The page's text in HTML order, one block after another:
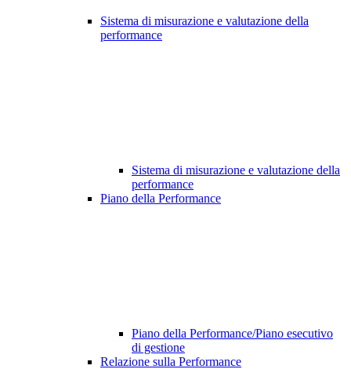
Sistema di misurazione e valutazione della
performance
Sistema di misurazione e valutazione della
performance
Piano della Performance
Piano della Performance/Piano esecutivo
di gestione
Relazione sulla Performance